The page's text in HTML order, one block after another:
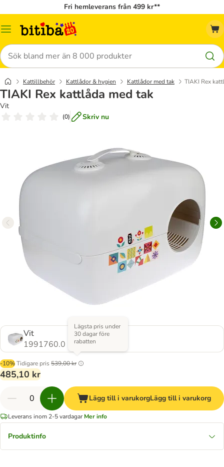
Fri hemleverans från 499 kr**
Meny
Sök
Kattillbehör Kattlådor & hygien Kattlådor med tak TIAKI Rex
TIAKI Rex kattlåda med tak
Vit
(0) Skriv nu
Vit
1991760.0
-10%Tidigare pris 539,00 kr
Lägsta pris under
30 dagar före
rabatten
485,10 kr
Lägg till i varukorgLägg till i varukorg
Leverans inom 2-5 vardagar Mer info
Produktinfo